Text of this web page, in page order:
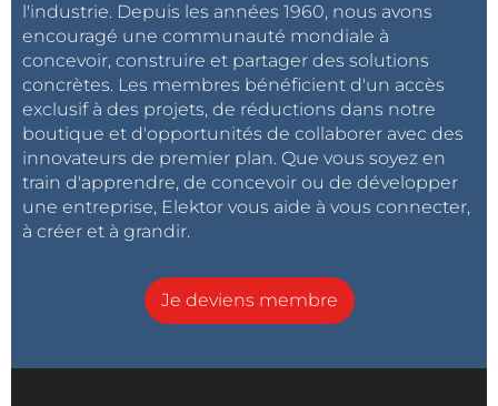
l'industrie. Depuis les années 1960, nous avons
encouragé une communauté mondiale à
concevoir, construire et partager des solutions
concrètes. Les membres bénéficient d'un accès
exclusif à des projets, de réductions dans notre
boutique et d'opportunités de collaborer avec des
innovateurs de premier plan. Que vous soyez en
train d'apprendre, de concevoir ou de développer
une entreprise, Elektor vous aide à vous connecter,
à créer et à grandir.
Je deviens membre